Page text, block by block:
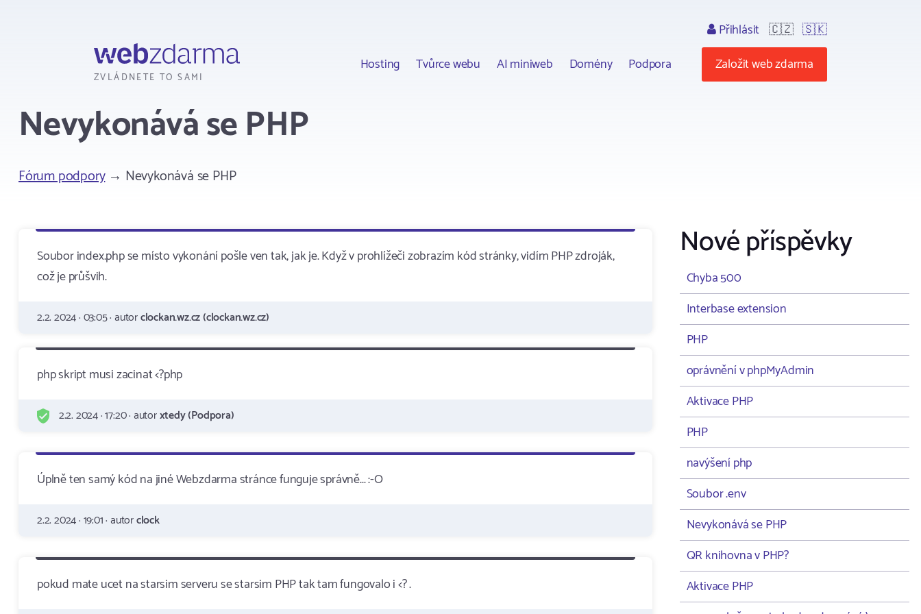
ZVLÁDNETE TO SAMI
Hosting Tvůrce webu AI miniweb Domény Podpora
Přihlásit 🇨🇿 🇸🇰
Založit web zdarma
Nevykonává se PHP
Fórum podpory→ Nevykonává se PHP
Soubor index.php se místo vykonání pošle ven tak, jak je. Když v prohlížeči zobrazím kód stránky, vidím PHP zdroják,
což je průšvih.
2.2. 2024 · 03:05 · autorclockan.wz.cz (clockan.wz.cz)
php skript musi zacinat <?php
2.2. 2024 · 17:20 · autorxtedy (Podpora)
Úplně ten samý kód na jiné Webzdarma stránce funguje správně... :-O
2.2. 2024 · 19:01 · autorclock
pokud mate ucet na starsim serveru se starsim PHP tak tam fungovalo i <? .
Nové příspěvky
Chyba 500
Interbase extension
PHP
oprávnění v phpMyAdmin
Aktivace PHP
PHP
navýšení php
Soubor .env
Nevykonává se PHP
QR knihovna v PHP?
Aktivace PHP